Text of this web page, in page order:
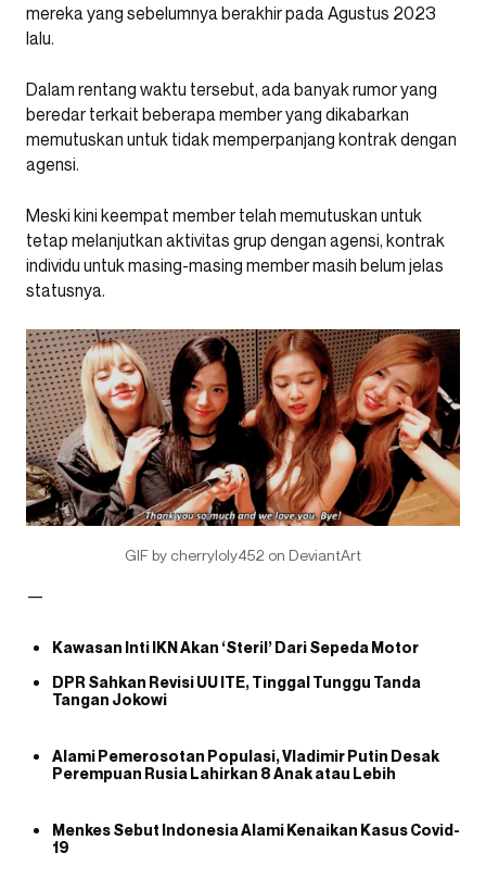
mereka yang sebelumnya berakhir pada Agustus 2023
lalu.
Dalam rentang waktu tersebut, ada banyak rumor yang
beredar terkait beberapa member yang dikabarkan
memutuskan untuk tidak memperpanjang kontrak dengan
agensi.
Meski kini keempat member telah memutuskan untuk
tetap melanjutkan aktivitas grup dengan agensi, kontrak
individu untuk masing-masing member masih belum jelas
statusnya.
GIF by cherryloly452 on DeviantArt
—
Kawasan Inti IKN Akan ‘Steril’ Dari Sepeda Motor
DPR Sahkan Revisi UU ITE, Tinggal Tunggu Tanda
Tangan Jokowi
Alami Pemerosotan Populasi, Vladimir Putin Desak
Perempuan Rusia Lahirkan 8 Anak atau Lebih
Menkes Sebut Indonesia Alami Kenaikan Kasus Covid-
19